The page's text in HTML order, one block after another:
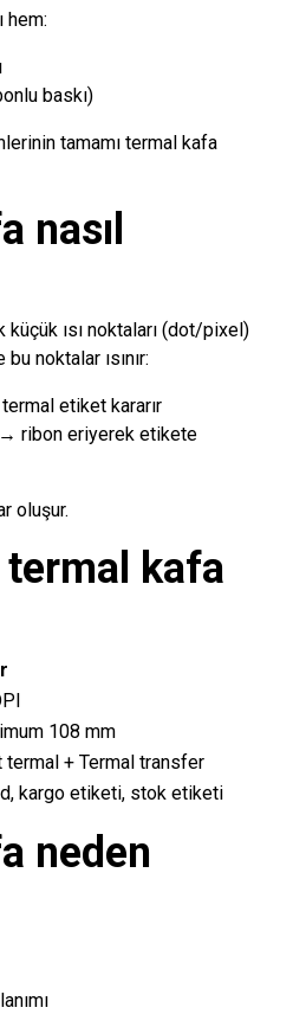
hem:
baskı)
tamamı termal kafa
nasıl
ısı noktaları (dot/pixel)
noktalar ısınır:
etiket kararır
ribon eriyerek etikete
oluşur.
termal kafa
108 mm
termal + Termal transfer
kargo etiketi, stok etiketi
neden